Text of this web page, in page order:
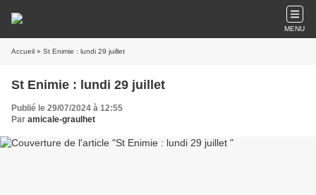
MENU
Accueil » St Enimie : lundi 29 juillet
St Enimie : lundi 29 juillet
Publié le 29/07/2024 à 12:55
Par amicale-graulhet